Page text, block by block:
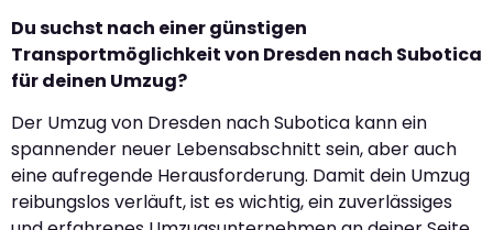
Du suchst nach einer günstigen
Transportmöglichkeit von Dresden nach Subotica
für deinen Umzug?
Der Umzug von Dresden nach Subotica kann ein
spannender neuer Lebensabschnitt sein, aber auch
eine aufregende Herausforderung. Damit dein Umzug
reibungslos verläuft, ist es wichtig, ein zuverlässiges